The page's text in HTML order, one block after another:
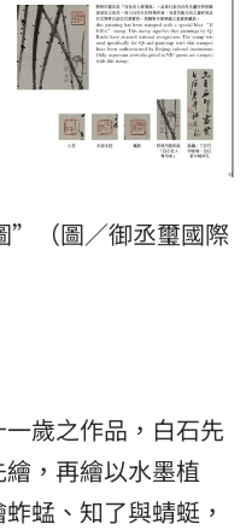
（圖／御丞璽國際
歲之作品，白石先
，再繪以水墨植
蜢、知了與蜻蜓，